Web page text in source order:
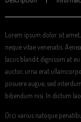
Lorem ipsum dolor sit
neque vitae venenatis.
lacus blandit dignissim at
auctor, urna erat
posuere augue, sed
bibendum nisi. In dictum
Orci varius natoque